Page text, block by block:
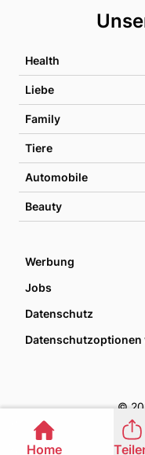
Health
Liebe
Family
Tiere
Automobile
Beauty
Werbung
Jobs
Datenschutz
©
Home